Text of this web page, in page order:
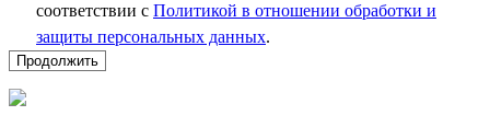
соответствии с Политикой в отношении обработки и
защиты персональных данных.
Продолжить